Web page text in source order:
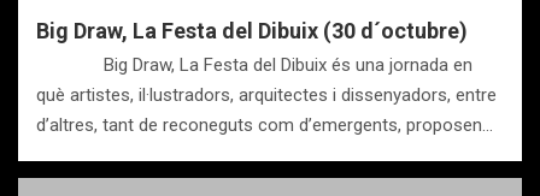
Big Draw, La Festa del Dibuix (30 d´octubre)
Big Draw, La Festa del Dibuix és una jornada en
què artistes, il·lustradors, arquitectes i dissenyadors, entre
d’altres, tant de reconeguts com d’emergents, proposen…